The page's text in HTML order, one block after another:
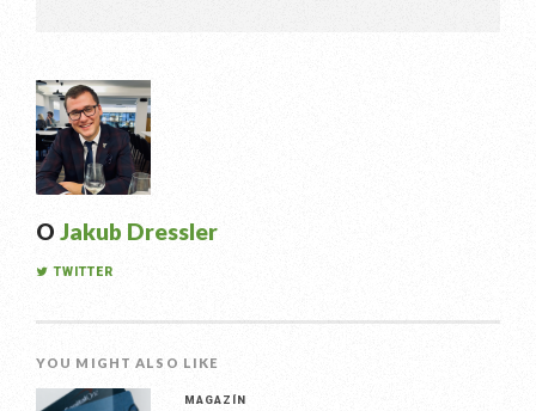
O Jakub Dressler
TWITTER
YOU MIGHT ALSO LIKE
MAGAZÍN